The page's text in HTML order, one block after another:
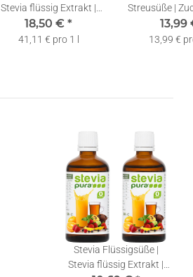
Stevia flüssig Extrakt |
Stevia Drops | 3x150ml
18,50 € *
41,11 € pro 1 l
Streusüße |
Streusüße
und
13,99
13,99 €
Stevia Flüssigsüße |
Stevia flüssig Extrakt |